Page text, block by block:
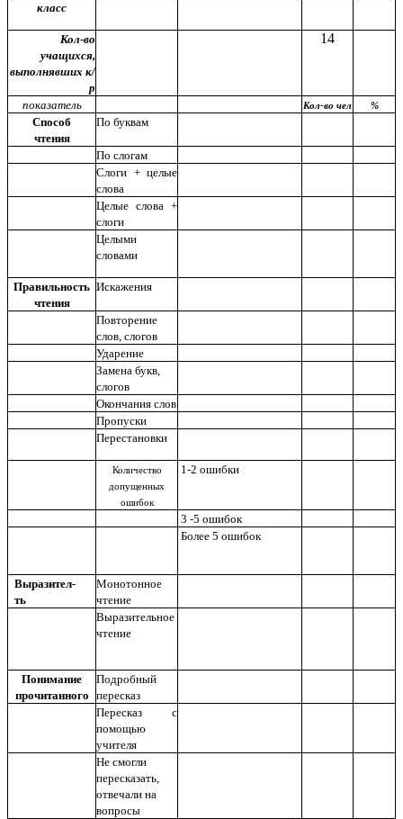
класс
Кол-во
учащихся,
выполнявших к/
р
14
показатель Кол-во чел %
Способ
чтения
По буквам
По слогам
Слоги + целые
слова
Целые слова +
слоги
Целыми
словами
Правильность
чтения
Искажения
Повторение
слов, слогов
Ударение
Замена букв,
слогов
Окончания слов
Пропуски
Перестановки
Количество
допущенных
ошибок
1-2 ошибки
3 -5 ошибок
Более 5 ошибок
Выразител-
ть
Монотонное
чтение
Выразительное
чтение
Понимание
прочитанного
Подробный
пересказ
Пересказ с
помощью
учителя
Не смогли
пересказать,
отвечали на
вопросы